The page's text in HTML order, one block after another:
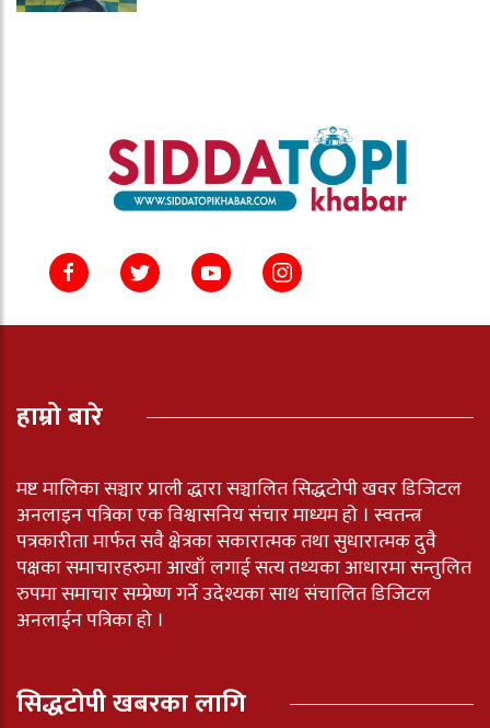
हाम्रो बारे
मष्ट मालिका सञ्चार प्राली द्धारा सञ्चालित सिद्धटोपी खवर डिजिटल
अनलाइन पत्रिका एक विश्वासनिय संचार माध्यम हो । स्वतन्त्र
पत्रकारीता मार्फत सवै क्षेत्रका सकारात्मक तथा सुधारात्मक दुवै
पक्षका समाचारहरुमा आखाँ लगाई सत्य तथ्यका आधारमा सन्तुलित
रुपमा समाचार सम्प्रेष्ण गर्ने उदेश्यका साथ संचालित डिजिटल
अनलाईन पत्रिका हो ।
सिद्धटोपी खबरका लागि